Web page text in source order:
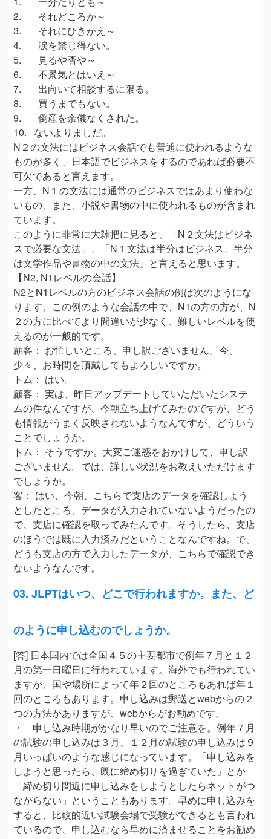
2. それどころか～
3. それにひきかえ～
4. 涙を禁じ得ない。
5. 見るや否や～
6. 不景気とはいえ～
7. 出向いて相談するに限る。
8. 買うまでもない。
9. 倒産を余儀なくされた。
10. ないよりましだ。
N２の文法にはビジネス会話でも普通に使われるような
ものが多く、日本語でビジネスをするのであれば必要不
可欠であると言えます。
一方、N１の文法には通常のビジネスではあまり使わな
いもの、また、小説や書物の中に使われるものが含まれ
ています。
このように非常に大雑把に見ると、「N２文法はビジネ
スで必要な文法」、「N１文法は半分はビジネス、半分
は文学作品や書物の中の文法」と言えると思います。
【N2, N1レベルの会話】
N2とN1レベルの方のビジネス会話の例は次のようにな
ります。この例のような会話の中で、N1の方の方が、N
２の方に比べてより間違いが少なく、難しいレベルを使
えるのが一般的です。
顧客： お忙しいところ、申し訳ございません。今、
少々、お時間を頂戴してもよろしいですか。
トム： はい。
顧客： 実は、昨日アップデートしていただいたシステ
ムの件なんですが、今朝立ち上げてみたのですが、どう
も情報がうまく反映されないようなんですが、どういう
ことでしょうか。
トム： そうですか。大変ご迷惑をおかけして、申し訳
ございません。では、詳しい状況をお教えいただけます
でしょうか。
客： はい、今朝、こちらで支店のデータを確認しよう
としたところ、データが入力されていないようだったの
で、支店に確認を取ってみたんです。そうしたら、支店
のほうでは既に入力済みだということなんですね。で、
どうも支店の方で入力したデータが、こちらで確認でき
ないようなんです。
03. JLPTはいつ、どこで行われますか。また、ど
のように申し込むのでしょうか。
[答] 日本国内では全国４５の主要都市で例年７月と１２
月の第一日曜日に行われています。海外でも行われてい
ますが、国や場所によって年２回のところもあれば年１
回のところもあります。申し込みは郵送とwebからの２
つの方法がありますが、webからがお勧めです。
・ 申し込み時期がかなり早いのでご注意を。例年７月
の試験の申し込みは３月、１２月の試験の申し込みは９
月いっぱいのような感じになっています。「申し込みを
しようと思ったら、既に締め切りを過ぎていた」とか
「締め切り間近に申し込みをしようとしたらネットがつ
ながらない」ということもあります。早めに申し込みを
すると、比較的近い試験会場で受験ができるとも言われ
ているので、申し込むなら早めに済ませることをお勧め